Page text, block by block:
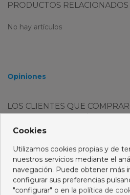
PRODUCTOS RELACIONADOS
No hay artículos
Opiniones
LOS CLIENTES QUE
Cookies
Utilizamos cookies propias y de
nuestros servicios mediante el
navegación. Puede obtener más
configurar sus preferencias
"configurar" o en la política de